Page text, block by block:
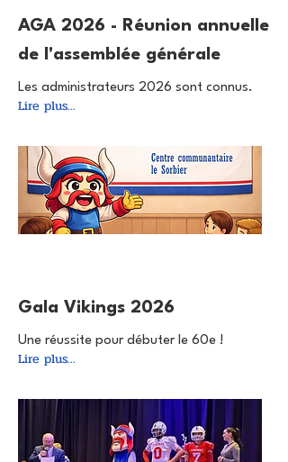
AGA 2026 - Réunion annuelle
de l'assemblée générale
Les administrateurs 2026 sont connus.
Lire plus...
Gala Vikings 2026
Une réussite pour débuter le 60e !
Lire plus...